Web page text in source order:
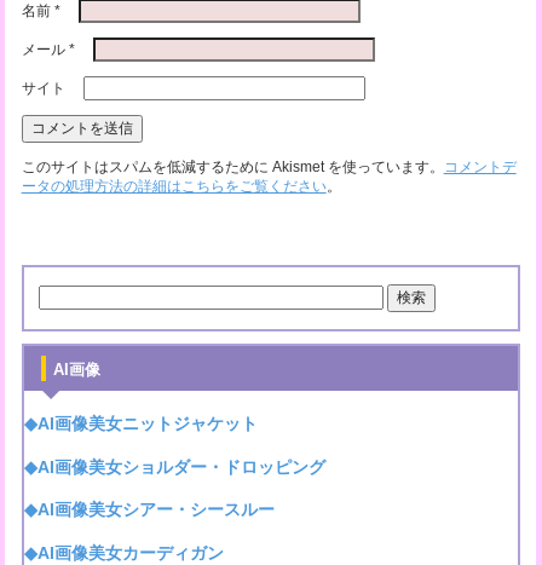
名前 *
メール *
サイト
このサイトはスパムを低減するために Akismet を使っています。
コメントデ
ータの処理方法の詳細はこちらをご覧ください。
AI画像
◆AI画像美女ニットジャケット
◆AI画像美女ショルダー・ドロッピング
◆AI画像美女シアー・シースルー
◆AI画像美女カーディガン